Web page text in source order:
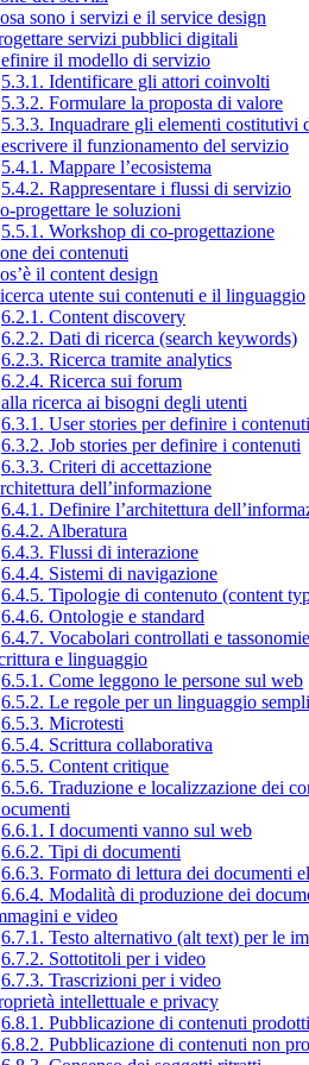
sono i servizi e il service design
servizi pubblici digitali
il modello di servizio
5.3.1. Identificare gli attori coinvolti
5.3.2. Formulare la proposta di valore
5.3.3. Inquadrare gli elementi costitutivi
il funzionamento del servizio
5.4.1. Mappare l’ecosistema
5.4.2. Rappresentare i flussi di servizio
progettare le soluzioni
5.5.1. Workshop di co-progettazione
dei contenuti
il content design
utente sui contenuti e il linguaggio
6.2.1. Content discovery
6.2.2. Dati di ricerca (search keywords)
6.2.3. Ricerca tramite analytics
6.2.4. Ricerca sui forum
ricerca ai bisogni degli utenti
6.3.1. User stories per definire i contenuti
6.3.2. Job stories per definire i contenuti
6.3.3. Criteri di accettazione
dell’informazione
6.4.1. Definire l’architettura
6.4.2. Alberatura
6.4.3. Flussi di interazione
6.4.4. Sistemi di navigazione
6.4.5. Tipologie di contenuto (content
6.4.6. Ontologie e standard
6.4.7. Vocabolari controllati e tassonomie
e linguaggio
6.5.1. Come leggono le persone sul web
6.5.2. Le regole per un linguaggio
6.5.3. Microtesti
6.5.4. Scrittura collaborativa
6.5.5. Content critique
6.5.6. Traduzione e localizzazione dei
6.6.1. I documenti vanno sul web
6.6.2. Tipi di documenti
6.6.3. Formato di lettura dei documenti
6.6.4. Modalità di produzione dei
e video
6.7.1. Testo alternativo (alt text) per le
6.7.2. Sottotitoli per i video
6.7.3. Trascrizioni per i video
intellettuale e privacy
6.8.1. Pubblicazione di contenuti
6.8.2. Pubblicazione di contenuti non